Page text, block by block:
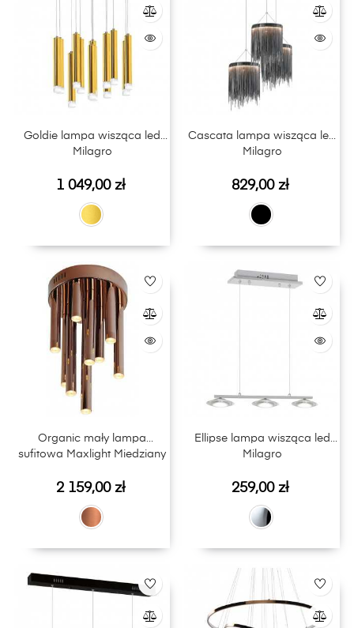
Goldie lampa wisząca led
Milagro
Cena
1 049,00 zł
Cascata lampa wisząca led
Milagro
Cena
829,00 zł
Organic mały lampa
sufitowa Maxlight Miedziany
Cena
2 159,00 zł
Ellipse lampa wisząca led
Milagro
Cena
259,00 zł